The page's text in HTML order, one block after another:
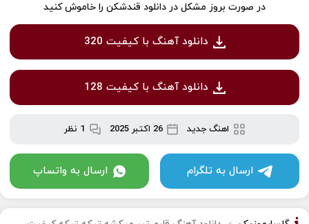
در صورت بروز مشکل در دانلود قندشکن را خاموش کنید
دانلود آهنگ با کیفیت 320
دانلود آهنگ با کیفیت 128
اهنگ جدید 26 اکتبر 2025 1 نظر
ارسال به تلگرام ارسال به واتساپ